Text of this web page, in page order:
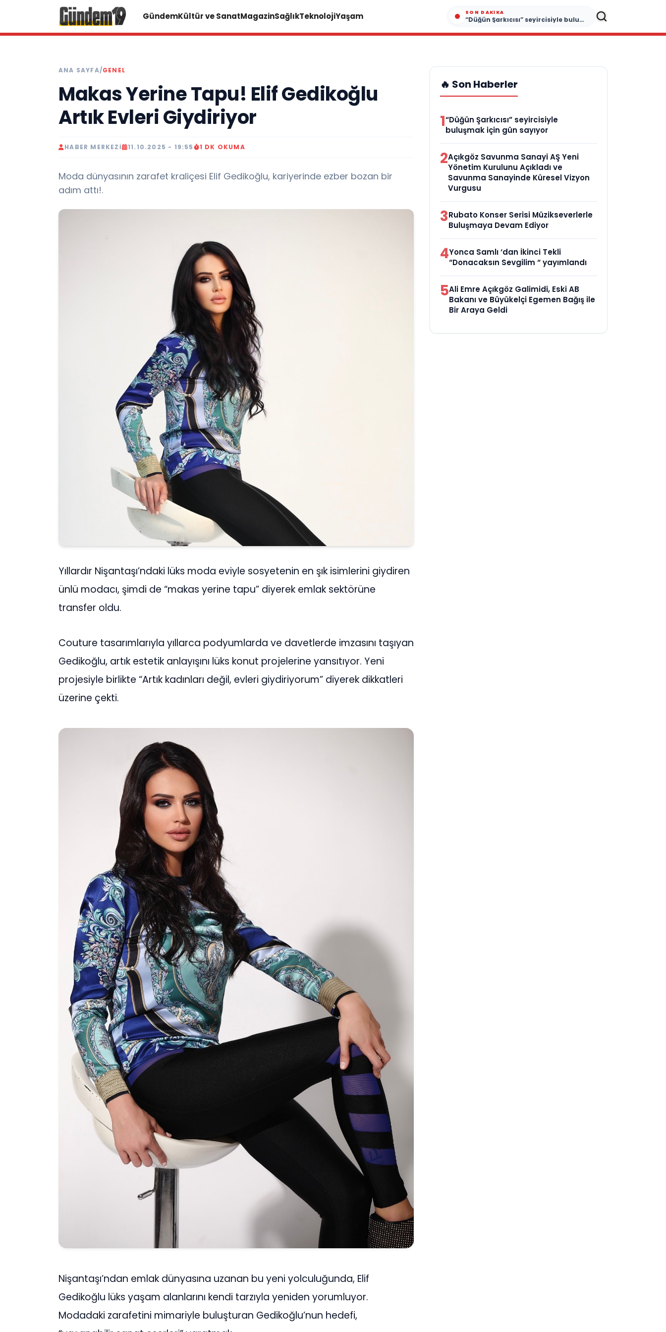
GündemKültür ve SanatMagazinSağlıkTeknolojiYaşam SON DAKIKA
“Düğün Şarkıcısı” seyircisiyle buluşmak için gün sayıyor
ANA SAYFA/GENEL
Makas Yerine Tapu! Elif Gedikoğlu
Artık Evleri Giydiriyor
HABER MERKEZI 11.10.2025 - 19:55 1 DK OKUMA
Moda dünyasının zarafet kraliçesi Elif Gedikoğlu, kariyerinde ezber bozan bir
adım attı!.
Yıllardır Nişantaşı’ndaki lüks moda eviyle sosyetenin en şık isimlerini giydiren
ünlü modacı, şimdi de “makas yerine tapu” diyerek emlak sektörüne
transfer oldu.
Couture tasarımlarıyla yıllarca podyumlarda ve davetlerde imzasını taşıyan
Gedikoğlu, artık estetik anlayışını lüks konut projelerine yansıtıyor. Yeni
projesiyle birlikte “Artık kadınları değil, evleri giydiriyorum” diyerek dikkatleri
üzerine çekti.
Nişantaşı’ndan emlak dünyasına uzanan bu yeni yolculuğunda, Elif
Gedikoğlu lüks yaşam alanlarını kendi tarzıyla yeniden yorumluyor.
Modadaki zarafetini mimariyle buluşturan Gedikoğlu’nun hedefi,
🔥 Son Haberler
1“Düğün Şarkıcısı” seyircisiyle
buluşmak için gün sayıyor
2Açıkgöz Savunma Sanayi AŞ Yeni
Yönetim Kurulunu Açıkladı ve
Savunma Sanayinde Küresel Vizyon
Vurgusu
3Rubato Konser Serisi Müzikseverlerle
Buluşmaya Devam Ediyor
4Yonca Samlı ‘dan İkinci Tekli
“Donacaksın Sevgilim “ yayımlandı
5Ali Emre Açıkgöz Galimidi, Eski AB
Bakanı ve Büyükelçi Egemen Bağış ile
Bir Araya Geldi